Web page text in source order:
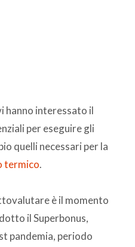
hanno interessato il
per eseguire gli
quelli necessari per la
termico.
è il momento
il Superbonus,
pandemia, periodo